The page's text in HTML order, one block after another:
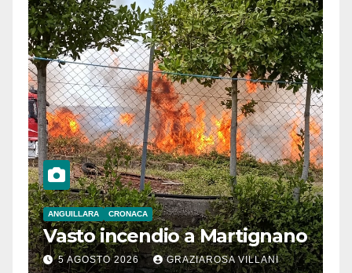
ANGUILLARA CRONACA
Vasto incendio a Martignano
5 AGOSTO 2026 GRAZIAROSA VILLANI